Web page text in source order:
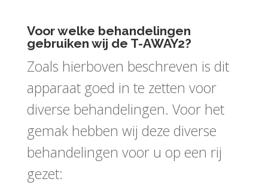
Voor welke behandelingen
gebruiken wij de T-AWAY2?
Zoals hierboven beschreven is dit
apparaat goed in te zetten voor
diverse behandelingen. Voor het
gemak hebben wij deze diverse
behandelingen voor u op een rij
gezet: